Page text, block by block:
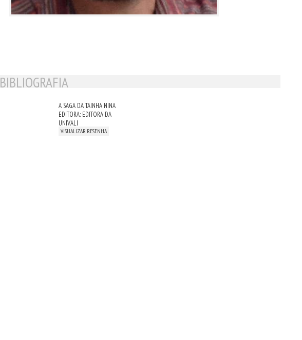
BIBLIOGRAFIA
A SAGA DA TAINHA NINA
EDITORA: EDITORA DA
UNIVALI
VISUALIZAR RESENHA